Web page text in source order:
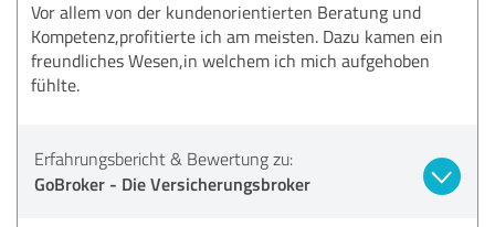
Vor allem von der kundenorientierten Beratung und
Kompetenz,profitierte ich am meisten. Dazu kamen ein
freundliches Wesen,in welchem ich mich aufgehoben
fühlte.
Erfahrungsbericht & Bewertung zu:
GoBroker - Die Versicherungsbroker